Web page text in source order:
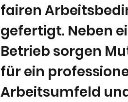
fairen
gefertigt. Neben
Betrieb sorgen
für ein
Arbeitsumfeld